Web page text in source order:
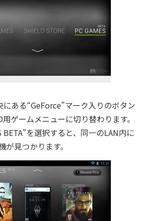
ある“GeForce”マーク入りのボタン
ゲームメニューに切り替わります。
BETA”を選択すると、同一のLAN内に
が見つかります。